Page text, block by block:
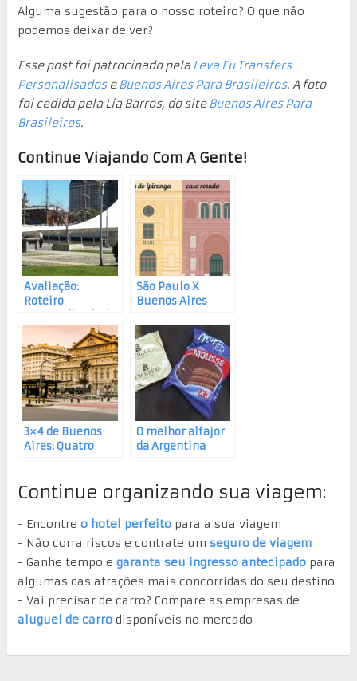
Alguma sugestão para o nosso roteiro? O que não
podemos deixar de ver?
Esse post foi patrocinado pelaLeva Eu Transfers
PersonalisadoseBuenos Aires Para Brasileiros. A foto
foi cedida pela Lia Barros, do siteBuenos Aires Para
Brasileiros.
Continue Viajando Com A Gente!
Avaliação:
Roteiro
Buenos Aires
Para Brasileiros
São Paulo X
Buenos Aires
3×4 de Buenos
Aires: Quatro
do melhor da
Argentina
O melhor alfajor
da Argentina
Continue organizando sua viagem:
- Encontre o hotel perfeitopara a sua viagem
- Não corra riscos e contrate um seguro de viagem
- Ganhe tempo e garanta seu ingresso antecipadopara
algumas das atrações mais concorridas do seu destino
- Vai precisar de carro? Compare as empresas de
aluguel de carrodisponíveis no mercado